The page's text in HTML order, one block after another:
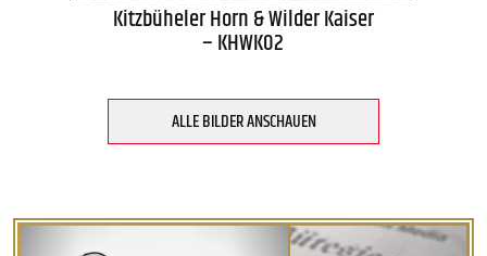
Kitzbüheler Horn & Wilder Kaiser
– KHWK02
ALLE BILDER ANSCHAUEN